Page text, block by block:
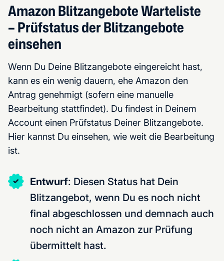
Amazon Blitzangebote Warteliste
– Prüfstatus der Blitzangebote
einsehen
Wenn Du Deine Blitzangebote eingereicht hast,
kann es ein wenig dauern, ehe Amazon den
Antrag genehmigt (sofern eine manuelle
Bearbeitung stattfindet). Du findest in Deinem
Account einen Prüfstatus Deiner Blitzangebote.
Hier kannst Du einsehen, wie weit die Bearbeitung
ist.
Entwurf: Diesen Status hat Dein
Blitzangebot, wenn Du es noch nicht
final abgeschlossen und demnach auch
noch nicht an Amazon zur Prüfung
übermittelt hast.